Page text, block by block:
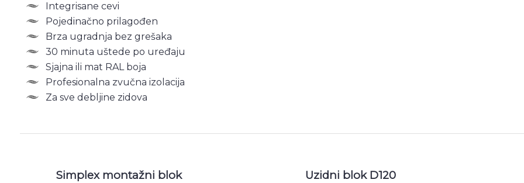
Integrisane cevi
Pojedinačno prilagođen
Brza ugradnja bez grešaka
30 minuta uštede po uređaju
Sjajna ili mat RAL boja
Profesionalna zvučna izolacija
Za sve debljine zidova
Simplex montažni blok Uzidni blok D120